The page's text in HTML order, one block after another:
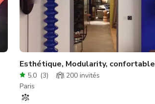
des rassemblements entre proches ou des
moments conviviaux. La salle es
Esthétique, Modularity, confortable
5.0 (3) 200 invités
Paris